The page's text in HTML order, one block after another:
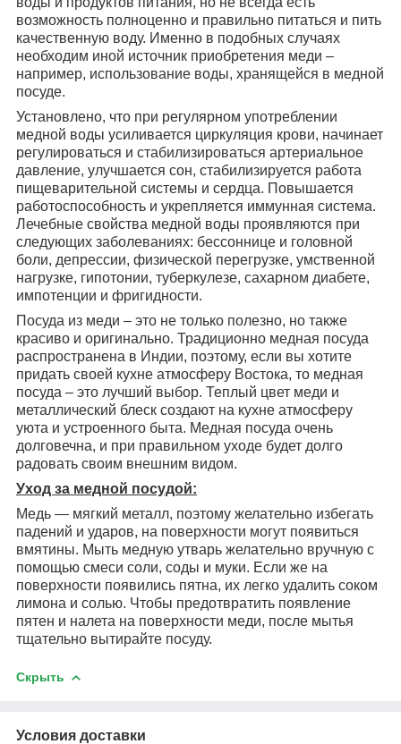
возможность полноценно и правильно питаться и пить
качественную воду. Именно в подобных случаях
необходим иной источник приобретения меди –
например, использование воды, хранящейся в медной
посуде.
Установлено, что при регулярном употреблении
медной воды усиливается циркуляция крови, начинает
регулироваться и стабилизироваться артериальное
давление, улучшается сон, стабилизируется работа
пищеварительной системы и сердца. Повышается
работоспособность и укрепляется иммунная система.
Лечебные свойства медной воды проявляются при
следующих заболеваниях: бессоннице и головной
боли, депрессии, физической перегрузке, умственной
нагрузке, гипотонии, туберкулезе, сахарном диабете,
импотенции и фригидности.
Посуда из меди – это не только полезно, но также
красиво и оригинально. Традиционно медная посуда
распространена в Индии, поэтому, если вы хотите
придать своей кухне атмосферу Востока, то медная
посуда – это лучший выбор. Теплый цвет меди и
металлический блеск создают на кухне атмосферу
уюта и устроенного быта. Медная посуда очень
долговечна, и при правильном уходе будет долго
радовать своим внешним видом.
Уход за медной посудой:
Медь ― мягкий металл, поэтому желательно избегать
падений и ударов, на поверхности могут появиться
вмятины. Мыть медную утварь желательно вручную с
помощью смеси соли, соды и муки. Если же на
поверхности появились пятна, их легко удалить соком
лимона и солью. Чтобы предотвратить появление
пятен и налета на поверхности меди, после мытья
тщательно вытирайте посуду.
Скрыть
Условия доставки